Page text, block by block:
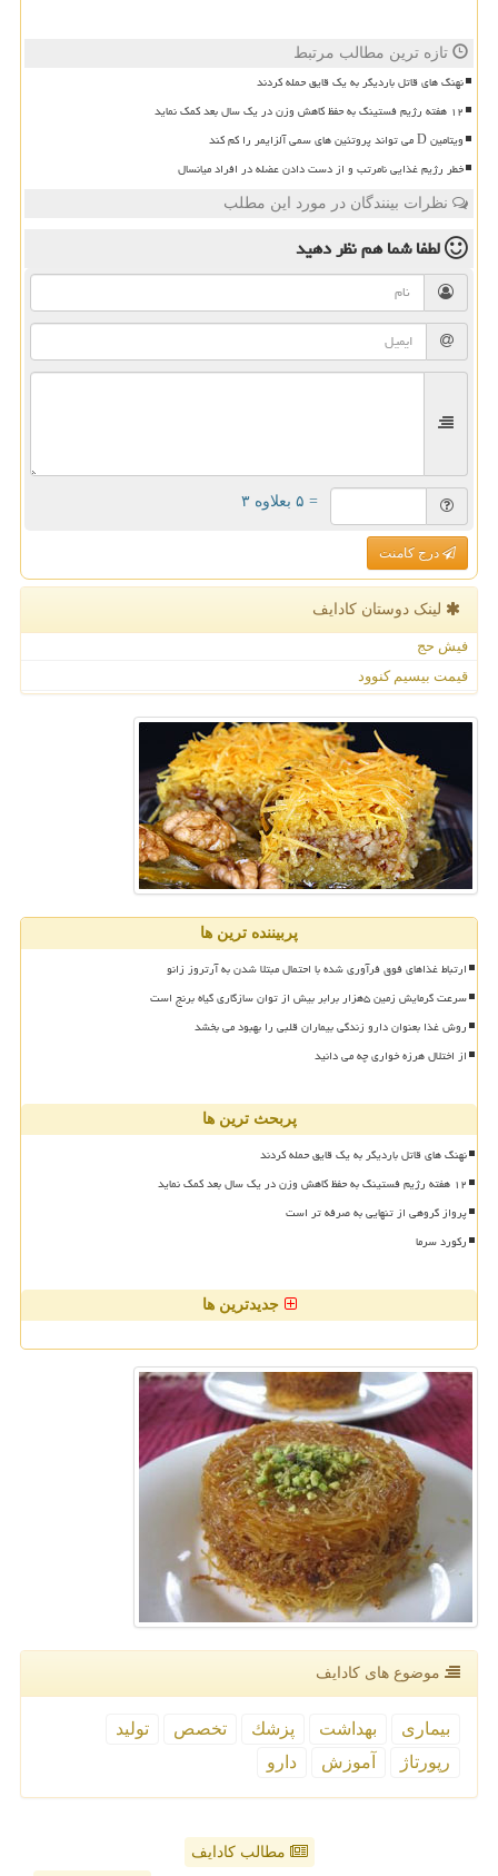
تازه ترین مطالب مرتبط
نهنگ های قاتل باردیگر به یک قایق حمله کردند
۱۲ هفته رژیم فستینگ به حفظ کاهش وزن در یک سال بعد کمک نماید
ویتامین D می تواند پروتئین های سمی آلزایمر را کم کند
خطر رژیم غذایی نامرتب و از دست دادن عضله در افراد میانسال
نظرات بینندگان در مورد این مطلب
لطفا شما همنظر دهید
= ۵ بعلاوه ۳
درج کامنت
لینک دوستان كادایف
فیش حج
قیمت بیسیم کنوود
پربیننده ترین ها
ارتباط غذاهای فوق فرآوری شده با احتمال مبتلا شدن به آرتروز زانو
سرعت گرمایش زمین ۵هزار برابر بیش از توان سازگاری گیاه برنج است
روش غذا بعنوان دارو زندگی بیماران قلبی را بهبود می بخشد
از اختلال هرزه خواری چه می دانید
پربحث ترین ها
نهنگ های قاتل باردیگر به یک قایق حمله کردند
۱۲ هفته رژیم فستینگ به حفظ کاهش وزن در یک سال بعد کمک نماید
پرواز گروهی از تنهایی به صرفه تر است
رکورد سرما
جدیدترین ها
موضوع های كادایف
بیماری بهداشت پزشك تخصص
تولید
رپورتاژ
آموزش دارو
مطالب کادایف